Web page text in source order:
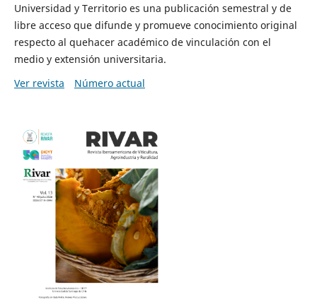
Universidad y Territorio es una publicación semestral y de
libre acceso que difunde y promueve conocimiento original
respecto al quehacer académico de vinculación con el
medio y extensión universitaria.
Ver revista
Número actual